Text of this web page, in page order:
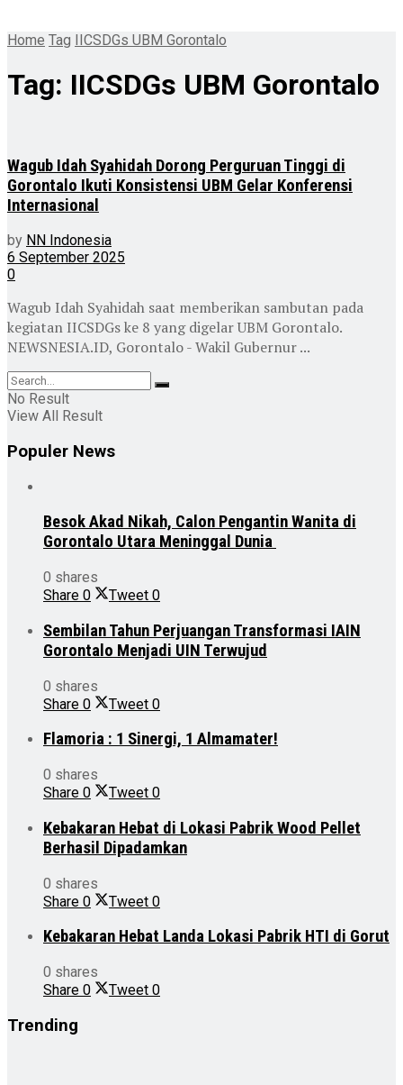
Home Tag IICSDGs UBM Gorontalo
Tag: IICSDGs UBM Gorontalo
Wagub Idah Syahidah Dorong Perguruan Tinggi di
Gorontalo Ikuti Konsistensi UBM Gelar Konferensi
Internasional
by NN Indonesia
6 September 2025
0
Wagub Idah Syahidah saat memberikan sambutan pada
kegiatan IICSDGs ke 8 yang digelar UBM Gorontalo.
NEWSNESIA.ID, Gorontalo - Wakil Gubernur ...
No Result
View All Result
Populer News
Besok Akad Nikah, Calon Pengantin Wanita di
Gorontalo Utara Meninggal Dunia
0 shares
Share 0 Tweet 0
Sembilan Tahun Perjuangan Transformasi IAIN
Gorontalo Menjadi UIN Terwujud
0 shares
Share 0 Tweet 0
Flamoria : 1 Sinergi, 1 Almamater!
0 shares
Share 0 Tweet 0
Kebakaran Hebat di Lokasi Pabrik Wood Pellet
Berhasil Dipadamkan
0 shares
Share 0 Tweet 0
Kebakaran Hebat Landa Lokasi Pabrik HTI di Gorut
0 shares
Share 0 Tweet 0
Trending